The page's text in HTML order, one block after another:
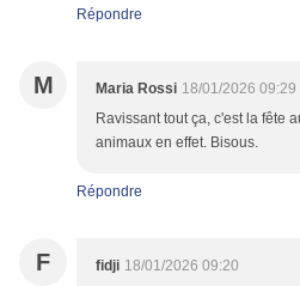
Répondre
M Maria Rossi 18/01/2026 09:29
Ravissant tout ça, c'est la fête
animaux en effet. Bisous.
Répondre
F fidji 18/01/2026 09:20